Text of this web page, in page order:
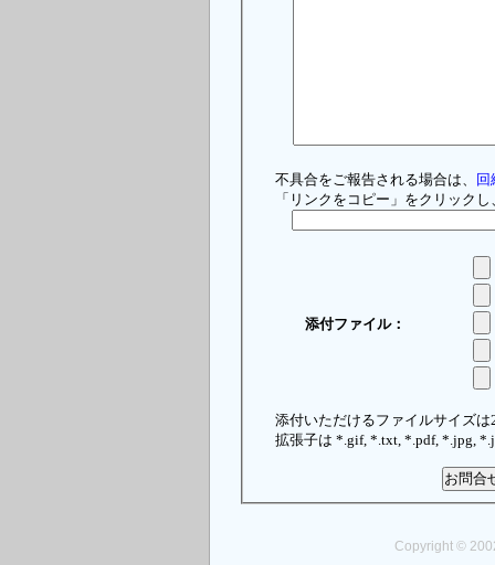
不具合をご報告される場合は、
「リンクをコピー」をクリック
添付ファイル：
添付いただけるファイルサイズ
拡張子は *.gif, *.txt, *.pdf, *.jpg,
Copyright ©